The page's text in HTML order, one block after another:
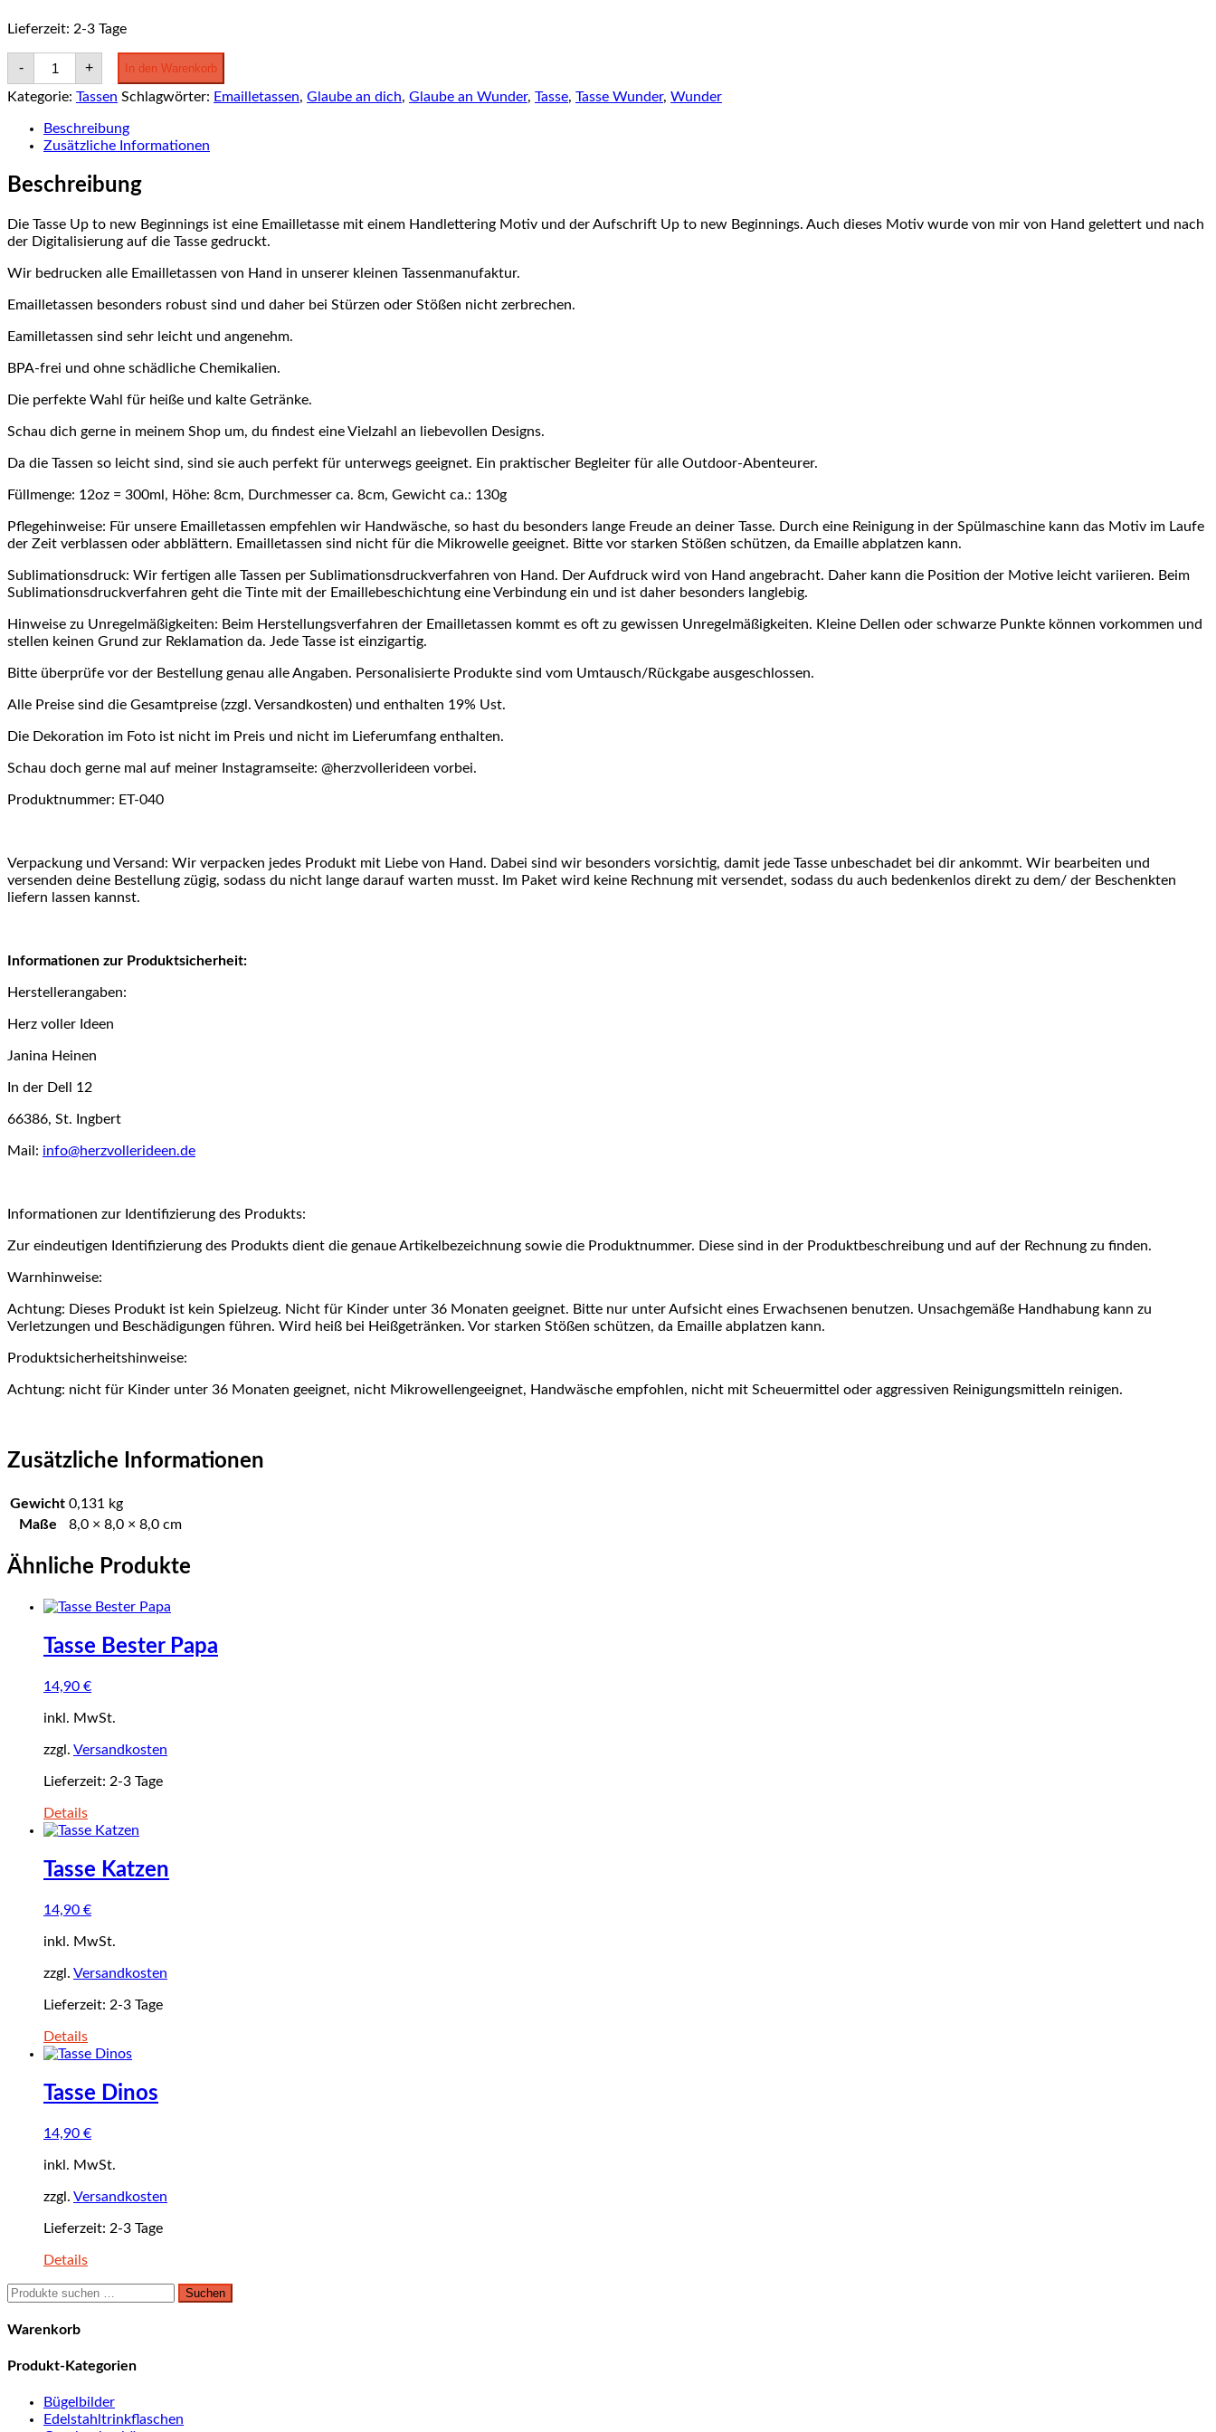
Lieferzeit: 2-3 Tage
-
to
new
Menge
+ In den Warenkorb
Kategorie: Tassen Schlagwörter: Emailletassen, Glaube an dich, Glaube an Wunder, Tasse, Tasse Wunder, Wunder
Beschreibung
Zusätzliche Informationen
Beschreibung
Die Tasse Up to new Beginnings ist eine Emailletasse mit einem Handlettering Motiv und der Aufschrift Up to new Beginnings. Auch dieses Motiv wurde von mir von Hand gelettert und nach
der Digitalisierung auf die Tasse gedruckt.
Wir bedrucken alle Emailletassen von Hand in unserer kleinen Tassenmanufaktur.
Emailletassen besonders robust sind und daher bei Stürzen oder Stößen nicht zerbrechen.
Eamilletassen sind sehr leicht und angenehm.
BPA-frei und ohne schädliche Chemikalien.
Die perfekte Wahl für heiße und kalte Getränke.
Schau dich gerne in meinem Shop um, du findest eine Vielzahl an liebevollen Designs.
Da die Tassen so leicht sind, sind sie auch perfekt für unterwegs geeignet. Ein praktischer Begleiter für alle Outdoor-Abenteurer.
Füllmenge: 12oz = 300ml, Höhe: 8cm, Durchmesser ca. 8cm, Gewicht ca.: 130g
Pflegehinweise: Für unsere Emailletassen empfehlen wir Handwäsche, so hast du besonders lange Freude an deiner Tasse. Durch eine Reinigung in der Spülmaschine kann das Motiv im Laufe
der Zeit verblassen oder abblättern. Emailletassen sind nicht für die Mikrowelle geeignet. Bitte vor starken Stößen schützen, da Emaille abplatzen kann.
Sublimationsdruck: Wir fertigen alle Tassen per Sublimationsdruckverfahren von Hand. Der Aufdruck wird von Hand angebracht. Daher kann die Position der Motive leicht variieren. Beim
Sublimationsdruckverfahren geht die Tinte mit der Emaillebeschichtung eine Verbindung ein und ist daher besonders langlebig.
Hinweise zu Unregelmäßigkeiten: Beim Herstellungsverfahren der Emailletassen kommt es oft zu gewissen Unregelmäßigkeiten. Kleine Dellen oder schwarze Punkte können vorkommen und
stellen keinen Grund zur Reklamation da. Jede Tasse ist einzigartig.
Bitte überprüfe vor der Bestellung genau alle Angaben. Personalisierte Produkte sind vom Umtausch/Rückgabe ausgeschlossen.
Alle Preise sind die Gesamtpreise (zzgl. Versandkosten) und enthalten 19% Ust.
Die Dekoration im Foto ist nicht im Preis und nicht im Lieferumfang enthalten.
Schau doch gerne mal auf meiner Instagramseite: @herzvollerideen vorbei.
Produktnummer: ET-040
Verpackung und Versand: Wir verpacken jedes Produkt mit Liebe von Hand. Dabei sind wir besonders vorsichtig, damit jede Tasse unbeschadet bei dir ankommt. Wir bearbeiten und
versenden deine Bestellung zügig, sodass du nicht lange darauf warten musst. Im Paket wird keine Rechnung mit versendet, sodass du auch bedenkenlos direkt zu dem/ der Beschenkten
liefern lassen kannst.
Informationen zur Produktsicherheit:
Herstellerangaben:
Herz voller Ideen
Janina Heinen
In der Dell 12
66386, St. Ingbert
Mail: info@herzvollerideen.de
Informationen zur Identifizierung des Produkts:
Zur eindeutigen Identifizierung des Produkts dient die genaue Artikelbezeichnung sowie die Produktnummer. Diese sind in der Produktbeschreibung und auf der Rechnung zu finden.
Warnhinweise:
Achtung: Dieses Produkt ist kein Spielzeug. Nicht für Kinder unter 36 Monaten geeignet. Bitte nur unter Aufsicht eines Erwachsenen benutzen. Unsachgemäße Handhabung kann zu
Verletzungen und Beschädigungen führen. Wird heiß bei Heißgetränken. Vor starken Stößen schützen, da Emaille abplatzen kann.
Produktsicherheitshinweise:
Achtung: nicht für Kinder unter 36 Monaten geeignet, nicht Mikrowellengeeignet, Handwäsche empfohlen, nicht mit Scheuermittel oder aggressiven Reinigungsmitteln reinigen.
Zusätzliche Informationen
Gewicht 0,131 kg
Maße
8,0 × 8,0 × 8,0 cm
Ähnliche Produkte
Tasse Bester Papa
14,90 €
inkl. MwSt.
zzgl. Versandkosten
Lieferzeit: 2-3 Tage
Details
Tasse Katzen
14,90 €
inkl. MwSt.
zzgl. Versandkosten
Lieferzeit: 2-3 Tage
Details
Tasse Dinos
14,90 €
inkl. MwSt.
zzgl. Versandkosten
Lieferzeit: 2-3 Tage
Details
Suchen
nach:
Suchen
Warenkorb
Produkt-Kategorien
Bügelbilder
Edelstahltrinkflaschen